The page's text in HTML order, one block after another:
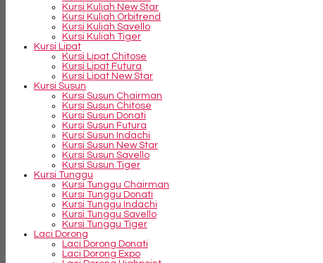
Kursi Kuliah New Star
Kursi Kuliah Orbitrend
Kursi Kuliah Savello
Kursi Kuliah Tiger
Kursi Lipat
Kursi Lipat Chitose
Kursi Lipat Futura
Kursi Lipat New Star
Kursi Susun
Kursi Susun Chairman
Kursi Susun Chitose
Kursi Susun Donati
Kursi Susun Futura
Kursi Susun Indachi
Kursi Susun New Star
Kursi Susun Savello
Kursi Susun Tiger
Kursi Tunggu
Kursi Tunggu Chairman
Kursi Tunggu Donati
Kursi Tunggu Indachi
Kursi Tunggu Savello
Kursi Tunggu Tiger
Laci Dorong
Laci Dorong Donati
Laci Dorong Expo